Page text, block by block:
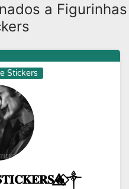
a Figurinhas
Stickers